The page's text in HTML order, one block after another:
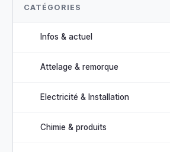
CATÉGORIES
Infos & actuel
Attelage & remorque
Electricité & Installation
Chimie & produits